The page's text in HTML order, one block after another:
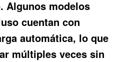
Algunos modelos
cuentan con
automática, lo que
múltiples veces sin